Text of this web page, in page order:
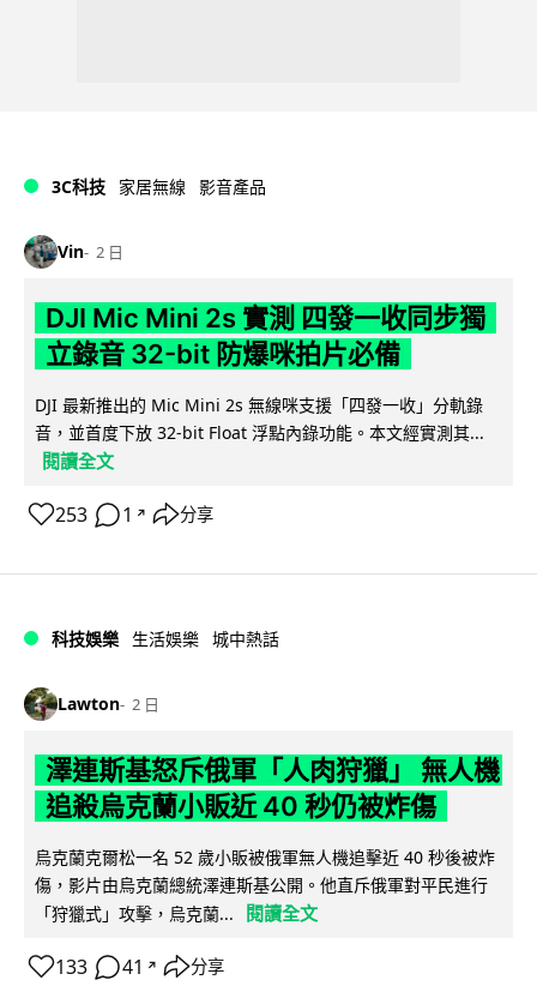
3C科技 家居無線 影音產品
Vin 2 日
DJI Mic Mini 2s 實測 四發一收同步獨
立錄音 32-bit 防爆咪拍片必備
DJI 最新推出的 Mic Mini 2s 無線咪支援「四發一收」分軌錄
音，並首度下放 32-bit Float 浮點內錄功能。本文經實測其...
閱讀全文
253 1 ↗ 分享
科技娛樂 生活娛樂 城中熱話
Lawton 2 日
澤連斯基怒斥俄軍「人肉狩獵」 無人機
追殺烏克蘭小販近 40 秒仍被炸傷
烏克蘭克爾松一名 52 歲小販被俄軍無人機追擊近 40 秒後被炸
傷，影片由烏克蘭總統澤連斯基公開。他直斥俄軍對平民進行
「狩獵式」攻擊，烏克蘭...
閱讀全文
133 41 ↗ 分享